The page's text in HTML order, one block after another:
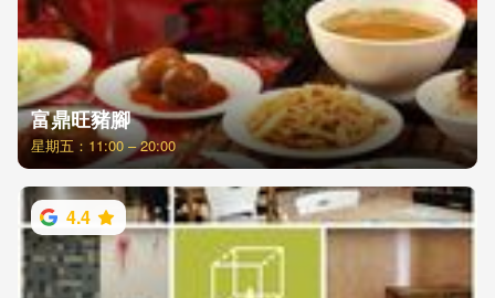
富鼎旺豬腳
星期五：11:00 – 20:00
4.4